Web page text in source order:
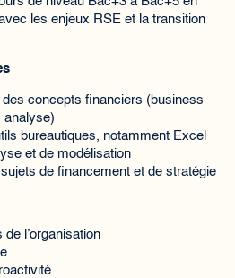
les enjeux RSE et la transition
concepts financiers (business
analyse)
bureautiques, notamment Excel
et de modélisation
sujets de financement et de stratégie
de l’organisation